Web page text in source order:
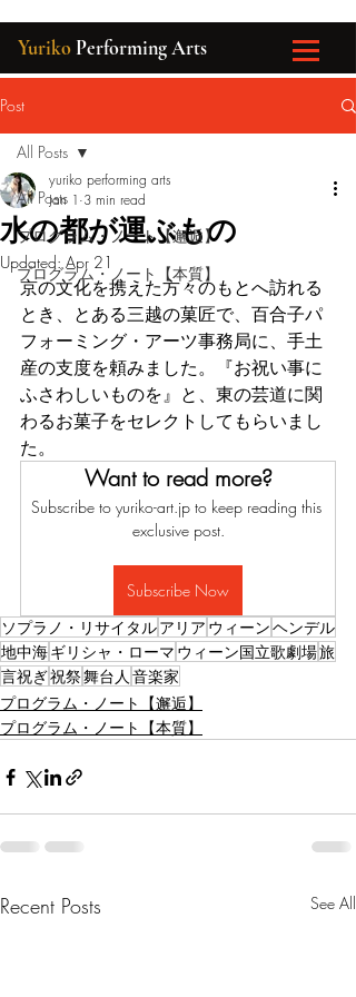
Yuriko Performing Arts
Post
All Posts
プログラム・ノート【邂逅】
プログラム・ノート【本質】
All Posts
水の都が運ぶもの
yuriko performing arts
Jan 1 3 min read
Updated:Apr 21
京の文化を携えた方々のもとへ訪れる
とき、とある三越の菓匠で、百合子パ
フォーミング・アーツ事務局に、手土
産の支度を頼みました。『お祝い事に
ふさわしいものを』と、東の芸道に関
わるお菓子をセレクトしてもらいまし
た。
Want to read more?
Subscribe to yuriko-art.jp to keep reading this
exclusive post.
Subscribe Now
ソプラノ・リサイタルアリア ウィーンヘンデル
地中海ギリシャ・ローマ ウィーン国立歌劇場旅
言祝ぎ祝祭舞台人 音楽家
プログラム・ノート【邂逅】
プログラム・ノート【本質】
Recent Posts See All